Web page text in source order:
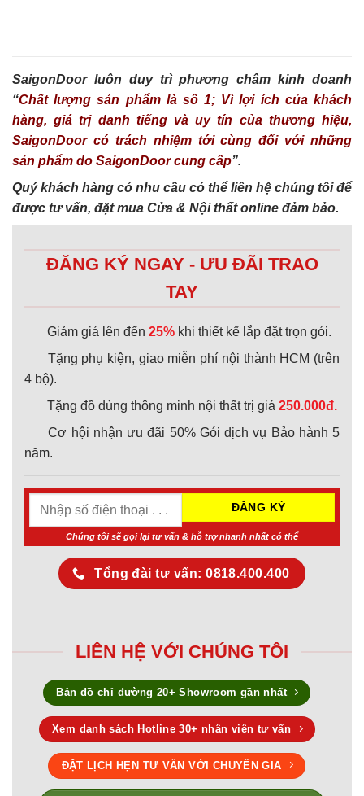
SaigonDoor luôn duy trì phương châm kinh doanh
“Chất lượng sản phẩm là số 1; Vì lợi ích của khách
hàng, giá trị danh tiếng và uy tín của thương hiệu,
SaigonDoor có trách nhiệm tới cùng đối với những
sản phẩm do SaigonDoor cung cấp”.
Quý khách hàng có nhu cầu có thể liên hệ chúng tôi để
được tư vấn, đặt mua Cửa & Nội thất online đảm bảo.
ĐĂNG KÝ NGAY - ƯU ĐÃI TRAO
TAY
Giảm giá lên đến 25% khi thiết kế lắp đặt trọn gói.
Tặng phụ kiện, giao miễn phí nội thành HCM (trên
4 bộ).
Tặng đồ dùng thông minh nội thất trị giá 250.000đ.
Cơ hội nhận ưu đãi 50% Gói dịch vụ Bảo hành 5
năm.
Chúng tôi sẽ gọi lại tư vấn & hỗ trợ nhanh nhất có thể
Tổng đài tư vấn: 0818.400.400
LIÊN HỆ VỚI CHÚNG TÔI
Bản đồ chỉ đường 20+ Showroom gần nhất
Xem danh sách Hotline 30+ nhân viên tư vấn
ĐẶT LỊCH HẸN TƯ VẤN VỚI CHUYÊN GIA